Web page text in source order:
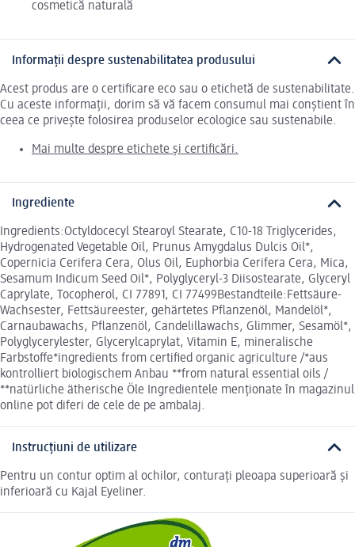
cosmetică naturală
Informații despre sustenabilitatea produsului
Acest produs are o certificare eco sau o etichetă de sustenabilitate.
Cu aceste informații, dorim să vă facem consumul mai conștient în
ceea ce privește folosirea produselor ecologice sau sustenabile.
Mai multe despre etichete și certificări.
Ingrediente
Ingredients:Octyldocecyl Stearoyl Stearate, C10-18 Triglycerides,
Hydrogenated Vegetable Oil, Prunus Amygdalus Dulcis Oil*,
Copernicia Cerifera Cera, Olus Oil, Euphorbia Cerifera Cera, Mica,
Sesamum Indicum Seed Oil*, Polyglyceryl-3 Diisostearate, Glyceryl
Caprylate, Tocopherol, CI 77891, CI 77499Bestandteile:Fettsäure-
Wachsester, Fettsäureester, gehärtetes Pflanzenöl, Mandelöl*,
Carnaubawachs, Pflanzenöl, Candelillawachs, Glimmer, Sesamöl*,
Polyglycerylester, Glycerylcaprylat, Vitamin E, mineralische
Farbstoffe*ingredients from certified organic agriculture /*aus
kontrolliert biologischem Anbau **from natural essential oils /
**natürliche ätherische Öle Ingredientele menționate în magazinul
online pot diferi de cele de pe ambalaj.
Instrucțiuni de utilizare
Pentru un contur optim al ochilor, conturați pleoapa superioară și
inferioară cu Kajal Eyeliner.